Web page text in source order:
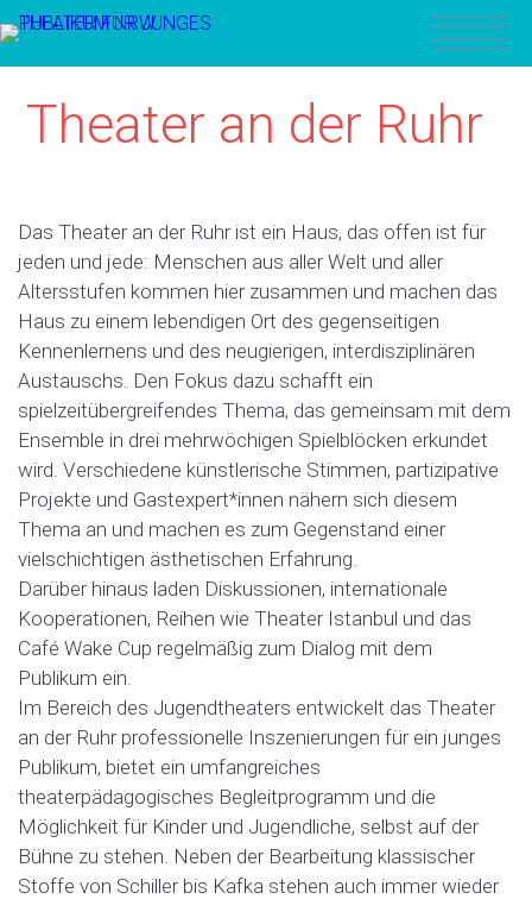
Theater an der Ruhr
Das Theater an der Ruhr ist ein Haus, das offen ist für
jeden und jede: Menschen aus aller Welt und aller
Altersstufen kommen hier zusammen und machen das
Haus zu einem lebendigen Ort des gegenseitigen
Kennenlernens und des neugierigen, interdisziplinären
Austauschs. Den Fokus dazu schafft ein
spielzeitübergreifendes Thema, das gemeinsam mit dem
Ensemble in drei mehrwöchigen Spielblöcken erkundet
wird. Verschiedene künstlerische Stimmen, partizipative
Projekte und Gastexpert*innen nähern sich diesem
Thema an und machen es zum Gegenstand einer
vielschichtigen ästhetischen Erfahrung.
Darüber hinaus laden Diskussionen, internationale
Kooperationen, Reihen wie Theater Istanbul und das
Café Wake Cup regelmäßig zum Dialog mit dem
Publikum ein.
Im Bereich des Jugendtheaters entwickelt das Theater
an der Ruhr professionelle Inszenierungen für ein junges
Publikum, bietet ein umfangreiches
theaterpädagogisches Begleitprogramm und die
Möglichkeit für Kinder und Jugendliche, selbst auf der
Bühne zu stehen. Neben der Bearbeitung klassischer
Stoffe von Schiller bis Kafka stehen auch immer wieder